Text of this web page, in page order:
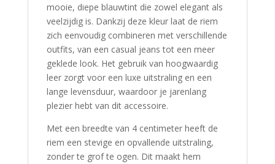
mooie, diepe blauwtint die zowel elegant als
veelzijdig is. Dankzij deze kleur laat de riem
zich eenvoudig combineren met verschillende
outfits, van een casual jeans tot een meer
geklede look. Het gebruik van hoogwaardig
leer zorgt voor een luxe uitstraling en een
lange levensduur, waardoor je jarenlang
plezier hebt van dit accessoire.
Met een breedte van 4 centimeter heeft de
riem een stevige en opvallende uitstraling,
zonder te grof te ogen. Dit maakt hem